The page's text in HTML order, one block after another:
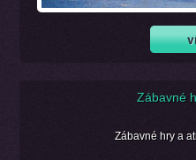
Zábavné
Zábavné hry a